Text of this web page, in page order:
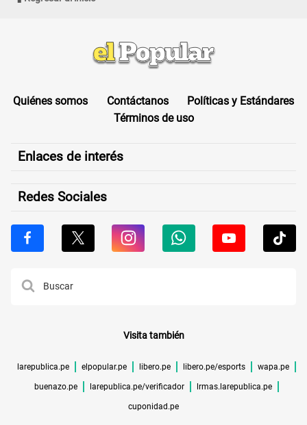
Quiénes somos Contáctanos
Políticas y Estándares
Términos de uso
Enlaces de interés
Redes Sociales
Visita también
larepublica.pe elpopular.pe libero.pe libero.pe/esports wapa.pe
buenazo.pe larepublica.pe/verificador lrmas.larepublica.pe
cuponidad.pe